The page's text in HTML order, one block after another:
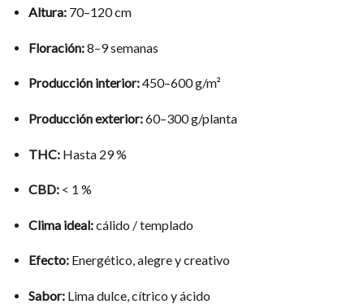
Altura: 70–120 cm
Floración:8–9 semanas
Producción interior:450–600 g/m²
Producción exterior:60–300 g/planta
THC: Hasta 29 %
CBD: < 1 %
Clima ideal:cálido / templado
Efecto: Energético, alegre y creativo
Sabor: Lima dulce, cítrico y ácido